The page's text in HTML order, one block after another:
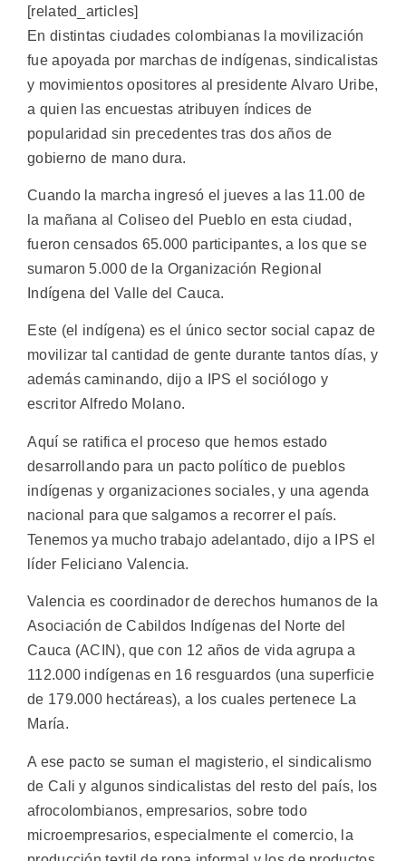
[related_articles]
En distintas ciudades colombianas la movilización
fue apoyada por marchas de indígenas, sindicalistas
y movimientos opositores al presidente Alvaro Uribe,
a quien las encuestas atribuyen índices de
popularidad sin precedentes tras dos años de
gobierno de mano dura.
Cuando la marcha ingresó el jueves a las 11.00 de
la mañana al Coliseo del Pueblo en esta ciudad,
fueron censados 65.000 participantes, a los que se
sumaron 5.000 de la Organización Regional
Indígena del Valle del Cauca.
Este (el indígena) es el único sector social capaz de
movilizar tal cantidad de gente durante tantos días, y
además caminando, dijo a IPS el sociólogo y
escritor Alfredo Molano.
Aquí se ratifica el proceso que hemos estado
desarrollando para un pacto político de pueblos
indígenas y organizaciones sociales, y una agenda
nacional para que salgamos a recorrer el país.
Tenemos ya mucho trabajo adelantado, dijo a IPS el
líder Feliciano Valencia.
Valencia es coordinador de derechos humanos de la
Asociación de Cabildos Indígenas del Norte del
Cauca (ACIN), que con 12 años de vida agrupa a
112.000 indígenas en 16 resguardos (una superficie
de 179.000 hectáreas), a los cuales pertenece La
María.
A ese pacto se suman el magisterio, el sindicalismo
de Cali y algunos sindicalistas del resto del país, los
afrocolombianos, empresarios, sobre todo
microempresarios, especialmente el comercio, la